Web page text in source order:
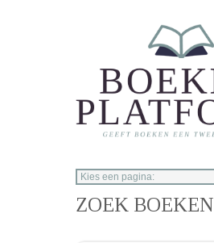
ZOEK BOEKEN